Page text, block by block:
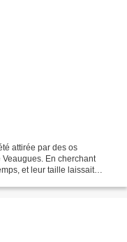
attirée par des os
En cherchant
et leur taille laissait